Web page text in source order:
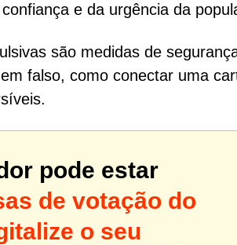
e da urgência da
são medidas de
falso, como conectar uma
pode estar
de votação do
o seu